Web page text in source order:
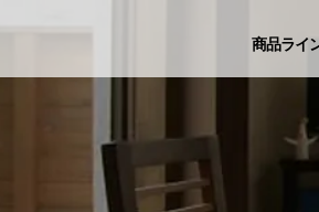
商品ライ